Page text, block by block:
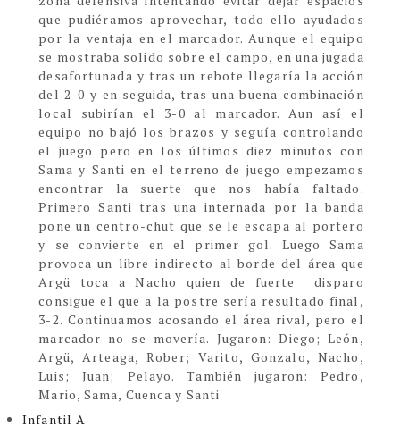
que pudiéramos aprovechar, todo ello ayudados
por la ventaja en el marcador. Aunque el equipo
se mostraba solido sobre el campo, en una jugada
desafortunada y tras un rebote llegaría la acción
del 2-0 y en seguida, tras una buena combinación
local subirían el 3-0 al marcador. Aun así el
equipo no bajó los brazos y seguía controlando
el juego pero en los últimos diez minutos con
Sama y Santi en el terreno de juego empezamos
encontrar la suerte que nos había faltado.
Primero Santi tras una internada por la banda
pone un centro-chut que se le escapa al portero
y se convierte en el primer gol. Luego Sama
provoca un libre indirecto al borde del área que
Argü toca a Nacho quien de fuerte
disparo
consigue el que a la postre sería resultado final,
3-2. Continuamos acosando el área rival, pero el
marcador no se movería. Jugaron: Diego; León,
Argü, Arteaga, Rober; Varito, Gonzalo, Nacho,
Luis; Juan; Pelayo. También jugaron: Pedro,
Mario, Sama, Cuenca y Santi
Infantil A